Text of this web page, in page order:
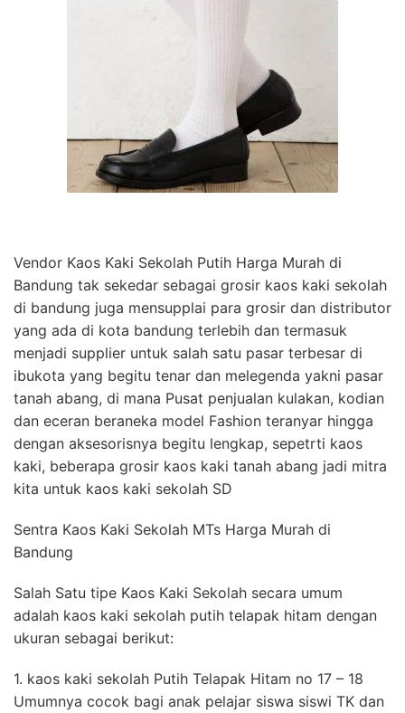
Vendor Kaos Kaki Sekolah Putih Harga Murah di
Bandung tak sekedar sebagai grosir kaos kaki sekolah
di bandung juga mensupplai para grosir dan distributor
yang ada di kota bandung terlebih dan termasuk
menjadi supplier untuk salah satu pasar terbesar di
ibukota yang begitu tenar dan melegenda yakni pasar
tanah abang, di mana Pusat penjualan kulakan, kodian
dan eceran beraneka model Fashion teranyar hingga
dengan aksesorisnya begitu lengkap, sepetrti kaos
kaki, beberapa grosir kaos kaki tanah abang jadi mitra
kita untuk kaos kaki sekolah SD
Sentra Kaos Kaki Sekolah MTs Harga Murah di
Bandung
Salah Satu tipe Kaos Kaki Sekolah secara umum
adalah kaos kaki sekolah putih telapak hitam dengan
ukuran sebagai berikut:
1. kaos kaki sekolah Putih Telapak Hitam no 17 – 18
Umumnya cocok bagi anak pelajar siswa siswi TK dan